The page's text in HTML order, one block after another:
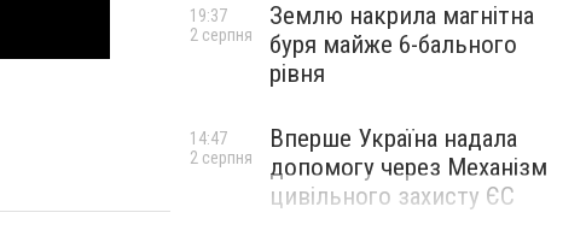
Землю накрила магнітна
буря майже 6-бального
рівня
19:37
2 серпня
Вперше Україна надала
допомогу через Механізм
цивільного захисту ЄС
14:47
2 серпня